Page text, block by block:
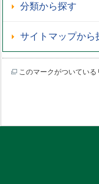
分類から探す
サイトマップから
このマークがついてい